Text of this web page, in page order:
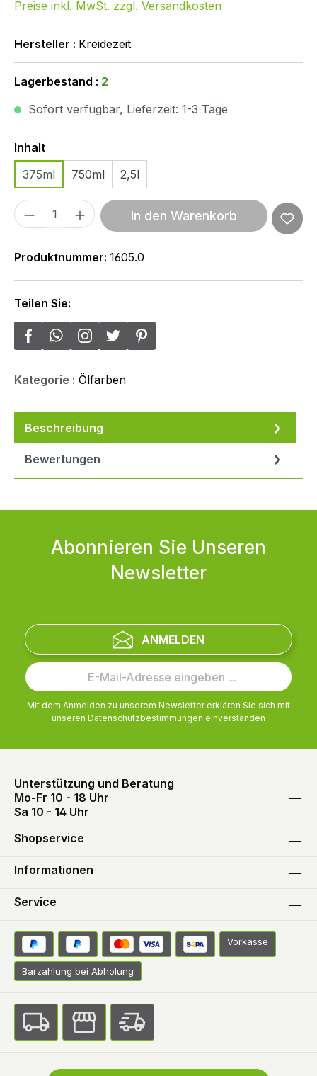
Preise inkl. MwSt. zzgl. Versandkosten
Hersteller : Kreidezeit
Lagerbestand : 2
Sofort verfügbar, Lieferzeit: 1-3 Tage
InhaltAuswählen
375ml
750ml 2,5l
Produkt Anzahl: Gib den gewünschten
In den Warenkorb
Produktnummer: 1605.0
Teilen Sie:
Kategorie : Ölfarben
Beschreibung
Bewertungen
Abonnieren Sie Unseren
Newsletter
ANMELDEN
Mit dem Anmelden zu unserem Newsletter erklären Sie sich mit
unseren Datenschutzbestimmungen einverstanden
Unterstützung und Beratung
Mo-Fr 10 - 18 Uhr
Sa 10 - 14 Uhr
Shopservice
Informationen
Service
Vorkasse
Barzahlung bei Abholung